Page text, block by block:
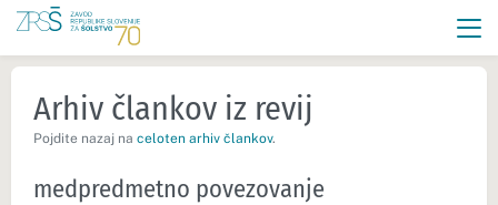
Arhiv člankov iz revij
Pojdite nazaj na celoten arhiv člankov.
medpredmetno povezovanje